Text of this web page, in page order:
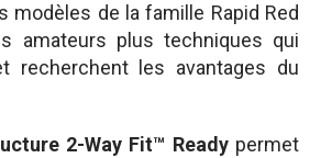
modèles de la famille Rapid Red
amateurs plus techniques qui
recherchent les avantages du
2-Way Fit™ Readypermet